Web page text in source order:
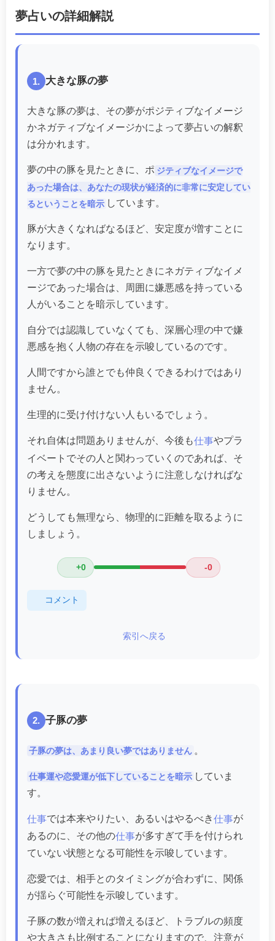
夢占いの詳細解説
1. 大きな豚の夢
大きな豚の夢は、その夢がポジティブなイメージ
かネガティブなイメージかによって夢占いの解釈
は分かれます。
夢の中の豚を見たときに、ポ ジティブなイメージで
あった場合は、あなたの現状が経済的に非常に安定してい
るということを暗示 しています。
豚が大きくなればなるほど、安定度が増すことに
なります。
一方で夢の中の豚を見たときにネガティブなイメ
ージであった場合は、周囲に嫌悪感を持っている
人がいることを暗示しています。
自分では認識していなくても、深層心理の中で嫌
悪感を抱く人物の存在を示唆しているのです。
人間ですから誰とでも仲良くできるわけではあり
ません。
生理的に受け付けない人もいるでしょう。
それ自体は問題ありませんが、今後も仕事やプラ
イベートでその人と関わっていくのであれば、そ
の考えを態度に出さないように注意しなければな
りません。
どうしても無理なら、物理的に距離を取るように
しましょう。
+0 -0
コメント
索引へ戻る
2. 子豚の夢
子豚の夢は、あまり良い夢ではありません 。
仕事運や恋愛運が低下していることを暗示 していま
す。
仕事では本来やりたい、あるいはやるべき仕事が
あるのに、その他の仕事が多すぎて手を付けられ
ていない状態となる可能性を示唆しています。
恋愛では、相手とのタイミングが合わずに、関係
が揺らぐ可能性を示唆しています。
子豚の数が増えれば増えるほど、トラブルの頻度
や大きさも比例することになりますので、注意が